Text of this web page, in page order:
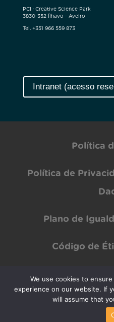
PCI · Creative Science Park
3830-352 Ílhavo – Aveiro
Tel. +351 966 559 873
Intranet (acesso
Política
Política de
Plano de
Código de
Copyright © INOV Inesc 2024 All
We use cookies to
experience on our website. If
will assume that